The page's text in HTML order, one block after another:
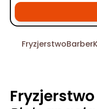
FryzjerstwoBarber
Fryzjerstwo